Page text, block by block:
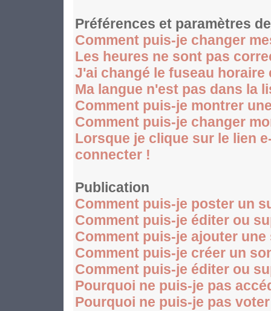
Préférences et paramètres
Comment puis-je changer
Les heures ne sont pas
J'ai changé le fuseau
Ma langue n'est pas dans la
Comment puis-je montrer
Comment puis-je changer
Lorsque je clique sur le lien
connecter !
Publication
Comment puis-je poster un
Comment puis-je éditer ou
Comment puis-je ajouter
Comment puis-je créer un
Comment puis-je éditer ou
Pourquoi ne puis-je pas
Pourquoi ne puis-je pas